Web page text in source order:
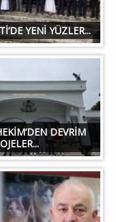
YENİ YÜZLER...
DEVRİM